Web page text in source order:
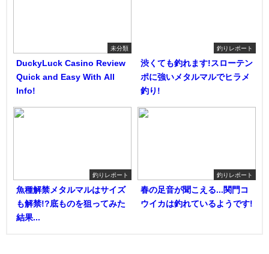
未分類
DuckyLuck Casino Review
Quick and Easy With All
Info!
釣りレポート
渋くても釣れます!スローテン
ポに強いメタルマルでヒラメ
釣り!
釣りレポート
魚種解禁メタルマルはサイズ
も解禁!?底ものを狙ってみた
結果...
釣りレポート
春の足音が聞こえる...関門コ
ウイカは釣れているようです!